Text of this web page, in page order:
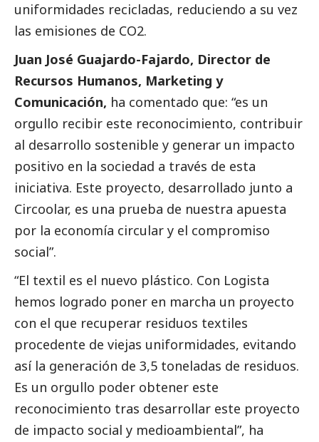
uniformidades recicladas, reduciendo a su vez
las emisiones de CO2.
Juan José Guajardo-Fajardo, Director de
Recursos Humanos, Marketing y
Comunicación, ha comentado que: “es un
orgullo recibir este reconocimiento, contribuir
al desarrollo sostenible y generar un impacto
positivo en la sociedad a través de esta
iniciativa. Este proyecto, desarrollado junto a
Circoolar, es una prueba de nuestra apuesta
por la economía circular y el compromiso
social”.
“El textil es el nuevo plástico. Con Logista
hemos logrado poner en marcha un proyecto
con el que recuperar residuos textiles
procedente de viejas uniformidades, evitando
así la generación de 3,5 toneladas de residuos.
Es un orgullo poder obtener este
reconocimiento tras desarrollar este proyecto
de impacto social y medioambiental”, ha